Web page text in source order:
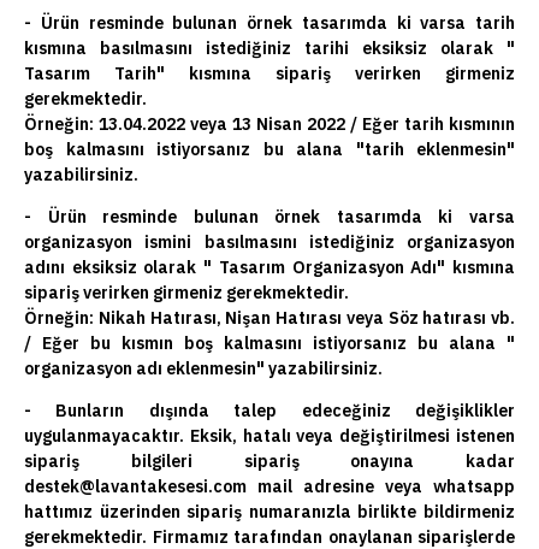
- Ürün resminde bulunan örnek tasarımda ki varsa tarih
kısmına basılmasını istediğiniz tarihi eksiksiz olarak "
Tasarım Tarih" kısmına sipariş verirken girmeniz
gerekmektedir.
Örneğin: 13.04.2022 veya 13 Nisan 2022 / Eğer tarih kısmının
boş kalmasını istiyorsanız bu alana "tarih eklenmesin"
yazabilirsiniz.
- Ürün resminde bulunan örnek tasarımda ki varsa
organizasyon ismini basılmasını istediğiniz organizasyon
adını eksiksiz olarak " Tasarım Organizasyon Adı" kısmına
sipariş verirken girmeniz gerekmektedir.
Örneğin: Nikah Hatırası, Nişan Hatırası veya Söz hatırası vb.
/ Eğer bu kısmın boş kalmasını istiyorsanız bu alana "
organizasyon adı eklenmesin" yazabilirsiniz.
- Bunların dışında talep edeceğiniz değişiklikler
uygulanmayacaktır. Eksik, hatalı veya değiştirilmesi istenen
sipariş bilgileri sipariş onayına kadar
destek@lavantakesesi.com mail adresine veya whatsapp
hattımız üzerinden sipariş numaranızla birlikte bildirmeniz
gerekmektedir. Firmamız tarafından onaylanan siparişlerde